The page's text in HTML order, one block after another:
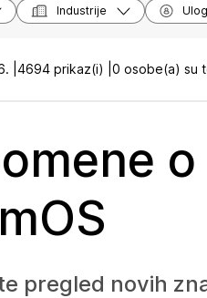
Industrije
| 4694 prikaz(i) | 0 osobe(a) su
pregled novih